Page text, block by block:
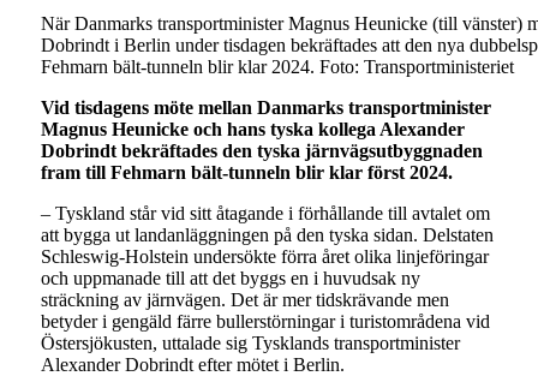
När Danmarks transportminister Magnus Heunicke (till vänster)
Dobrindt i Berlin under tisdagen bekräftades att den nya
Fehmarn bält-tunneln blir klar 2024. Foto: Transportministeriet
Vid tisdagens möte mellan Danmarks transportminister
Magnus Heunicke och hans tyska kollega Alexander
Dobrindt bekräftades den tyska järnvägsutbyggnaden
fram till Fehmarn bält-tunneln blir klar först 2024.
– Tyskland står vid sitt åtagande i förhållande till avtalet om
att bygga ut landanläggningen på den tyska sidan. Delstaten
Schleswig-Holstein undersökte förra året olika linjeföringar
och uppmanade till att det byggs en i huvudsak ny
sträckning av järnvägen. Det är mer tidskrävande men
betyder i gengäld färre bullerstörningar i turistområdena vid
Östersjökusten, uttalade sig Tysklands transportminister
Alexander Dobrindt efter mötet i Berlin.